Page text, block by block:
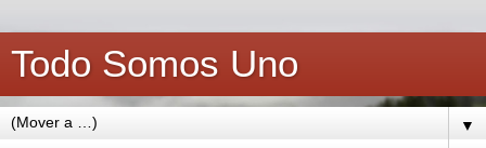
Todo Somos Uno
▼